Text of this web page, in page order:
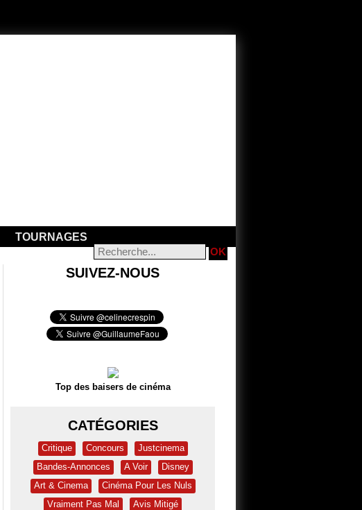
TOURNAGES
SUIVEZ-NOUS
Top des baisers de cinéma
CATÉGORIES
Critique Concours
Justcinema
Bandes-Annonces
A Voir
Disney
Art & Cinema
Cinéma Pour Les Nuls
Vraiment Pas Mal
Avis Mitigé